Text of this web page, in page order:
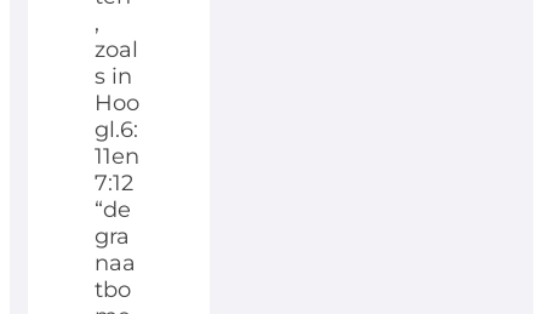
,
zoal
s in
Hoo
gl.6:
11en
7:12
“de
gra
naa
tbo